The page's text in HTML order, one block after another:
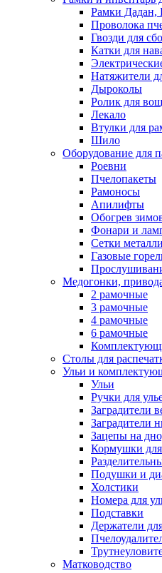
Рамки Дадан,
Проволока
Гвозди для
Катки для
Натяжители
Дыроколы
Ролик для
Лекало
Втулки для
Шило
Оборудование для
Роевни
Пчелопакеты
Рамоносы
Апилифты
Обогрев
Фонари и
Сетки
Газовые
Медогонки,
2 рамочные
3 рамочные
4 рамочные
6 рамочные
Столы для
Ульи и
Ульи
Ручки для
Заградители
Заградители
Зацепы на
Кормушки
Подушки и
Холстики
Номера для
Подставки
Держатели
Матководство